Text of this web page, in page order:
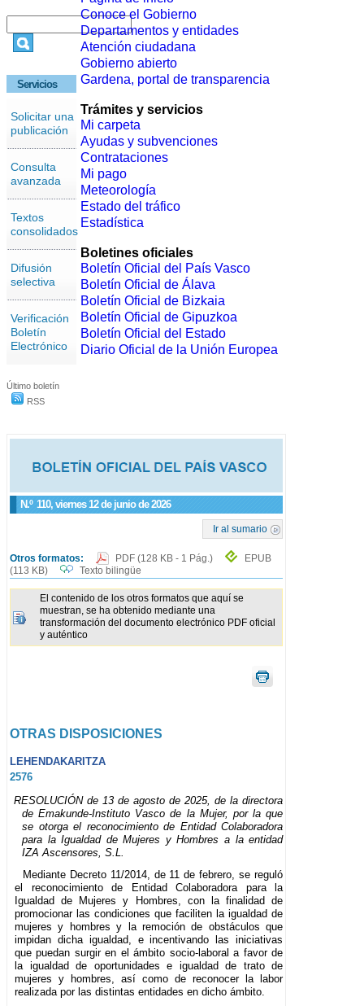
Servicios
Solicitar una
publicación
Consulta
avanzada
Textos
consolidados
Difusión
selectiva
Verificación
Boletín
Electrónico
Último boletín
RSS
N.º 110, viernes 12 de junio de 2026
Ir al sumario
Otros formatos: PDF (128 KB - 1 Pág.)
EPUB
(113 KB)
Texto bilingüe
El contenido de los otros formatos que aquí se
muestran, se ha obtenido mediante una
transformación del documento electrónico PDF oficial
y auténtico
OTRAS DISPOSICIONES
LEHENDAKARITZA
2576
RESOLUCIÓN de 13 de agosto de 2025, de la directora
de Emakunde-Instituto Vasco de la Mujer, por la que
se otorga el reconocimiento de Entidad Colaboradora
para la Igualdad de Mujeres y Hombres a la entidad
IZA Ascensores, S.L.
Mediante Decreto 11/2014, de 11 de febrero, se reguló
el reconocimiento de Entidad Colaboradora para la
Igualdad de Mujeres y Hombres, con la finalidad de
promocionar las condiciones que faciliten la igualdad de
mujeres y hombres y la remoción de obstáculos que
impidan dicha igualdad, e incentivando las iniciativas
que puedan surgir en el ámbito socio-laboral a favor de
la igualdad de oportunidades e igualdad de trato de
mujeres y hombres, así como de reconocer la labor
realizada por las distintas entidades en dicho ámbito.
Conoce el Gobierno
Departamentos y entidades
Atención ciudadana
Gobierno abierto
Gardena, portal de transparencia
Trámites y servicios
Mi carpeta
Ayudas y subvenciones
Contrataciones
Mi pago
Meteorología
Estado del tráfico
Estadística
Boletines oficiales
Boletín Oficial del País Vasco
Boletín Oficial de Álava
Boletín Oficial de Bizkaia
Boletín Oficial de Gipuzkoa
Boletín Oficial del Estado
Diario Oficial de la Unión Europea